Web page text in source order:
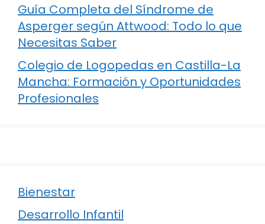
Guía Completa del Síndrome de
Asperger según Attwood: Todo lo que
Necesitas Saber
Colegio de Logopedas en Castilla-La
Mancha: Formación y Oportunidades
Profesionales
Bienestar
Desarrollo Infantil